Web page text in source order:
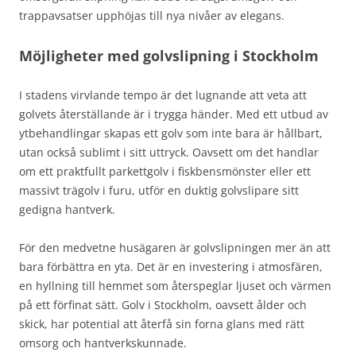
trappavsatser upphöjas till nya nivåer av elegans.
Möjligheter med golvslipning i Stockholm
I stadens virvlande tempo är det lugnande att veta att
golvets återställande är i trygga händer. Med ett utbud av
ytbehandlingar skapas ett golv som inte bara är hållbart,
utan också sublimt i sitt uttryck. Oavsett om det handlar
om ett praktfullt parkettgolv i fiskbensmönster eller ett
massivt trägolv i furu, utför en duktig golvslipare sitt
gedigna hantverk.
För den medvetne husägaren är golvslipningen mer än att
bara förbättra en yta. Det är en investering i atmosfären,
en hyllning till hemmet som återspeglar ljuset och värmen
på ett förfinat sätt. Golv i Stockholm, oavsett ålder och
skick, har potential att återfå sin forna glans med rätt
omsorg och hantverkskunnade.